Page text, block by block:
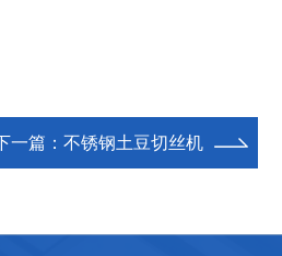
一篇： 不锈钢土豆切丝机